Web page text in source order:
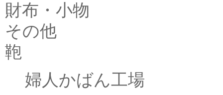
財布・小物
その他
鞄
婦人かばん工場